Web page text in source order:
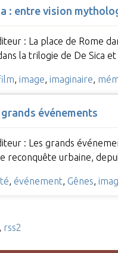
: entre vision
: La place de Rome
la trilogie de De Sica
, image, imaginaire,
événements
: Les grands
reconquête urbaine,
, événement, Gênes,
, rss2